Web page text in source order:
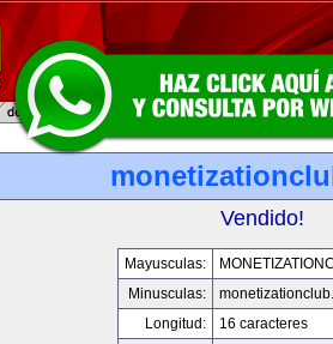
Vendido!
Mayusculas:
Minusculas:
Longitud:
16 caracteres